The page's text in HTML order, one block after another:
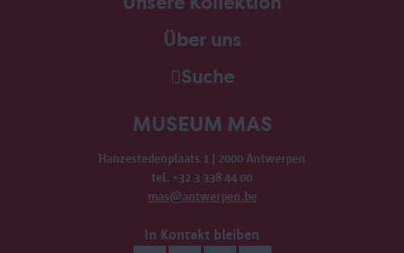
Über uns
Suche
MUSEUM MAS
Hanzestedenplaats 1 | 2000 Antwerpen
tel. +32 3 338 44 00
mas@antwerpen.be
In Kontakt bleiben